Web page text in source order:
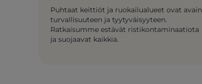
Puhtaat keittiöt ja ruokailualueet ovat avain
turvallisuuteen ja tyytyväisyyteen.
Ratkaisumme estävät ristikontaminaatiota
ja suojaavat kaikkia.